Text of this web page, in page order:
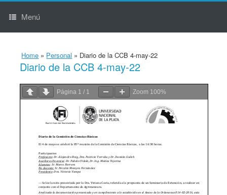
Menú
Home » Personal » Diario de la CCB 4-may-22
Diario de la CCB 4-may-22
Página 1 / 1 Zoom 100%